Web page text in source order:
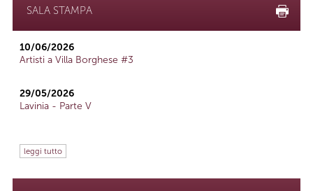
SALA STAMPA
10/06/2026
Artisti a Villa Borghese #3
29/05/2026
Lavinia - Parte V
leggi tutto